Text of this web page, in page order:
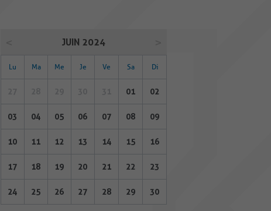
JUIN 2024
Lu Ma Me Je Ve Sa Di
01 02
03 04 05 06 07 08 09
10 11 12 13 14 15 16
17 18 19 20 21 22 23
24 25 26 27 28 29 30